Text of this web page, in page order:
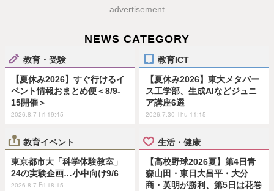
advertisement
NEWS CATEGORY
教育・受験
【夏休み2026】すぐ行けるイ
ベント情報おまとめ便＜8/9-
15開催＞
2026.8.7 Fri 19:45
教育ICT
【夏休み2026】東大メタバー
ス工学部、生成AIなどジュニ
ア講座6選
2026.7.30 Thu 11:15
教育イベント
東京都市大「科学体験教室」
24の実験企画…小中向け9/6
2026.8.7 Fri 18:15
生活・健康
【高校野球2026夏】第4日青
森山田・東日大昌平・大分
商・英明が勝利、第5日は花巻